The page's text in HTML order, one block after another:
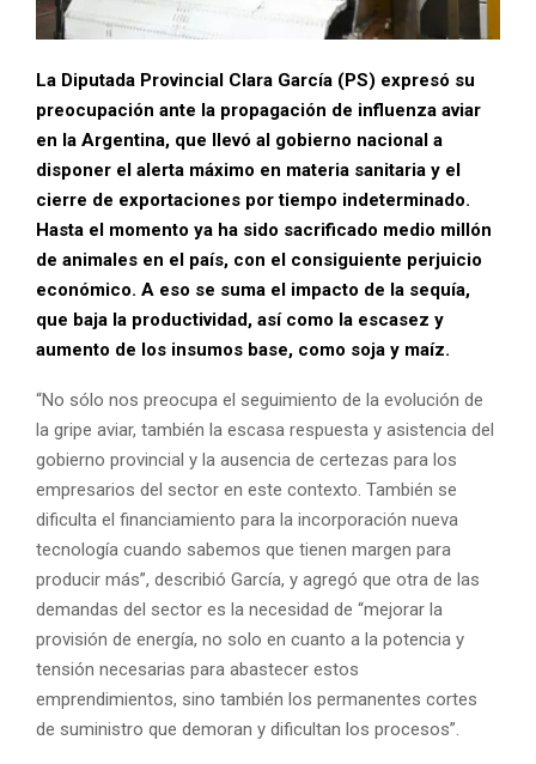
La Diputada Provincial Clara García (PS) expresó su
preocupación ante la propagación de influenza aviar
en la Argentina, que llevó al gobierno nacional a
disponer el alerta máximo en materia sanitaria y el
cierre de exportaciones por tiempo indeterminado.
Hasta el momento ya ha sido sacrificado medio millón
de animales en el país, con el consiguiente perjuicio
económico. A eso se suma el impacto de la sequía,
que baja la productividad, así como la escasez y
aumento de los insumos base, como soja y maíz.
“No sólo nos preocupa el seguimiento de la evolución de
la gripe aviar, también la escasa respuesta y asistencia del
gobierno provincial y la ausencia de certezas para los
empresarios del sector en este contexto. También se
dificulta el financiamiento para la incorporación nueva
tecnología cuando sabemos que tienen margen para
producir más”, describió García, y agregó que otra de las
demandas del sector es la necesidad de “mejorar la
provisión de energía, no solo en cuanto a la potencia y
tensión necesarias para abastecer estos
emprendimientos, sino también los permanentes cortes
de suministro que demoran y dificultan los procesos”.